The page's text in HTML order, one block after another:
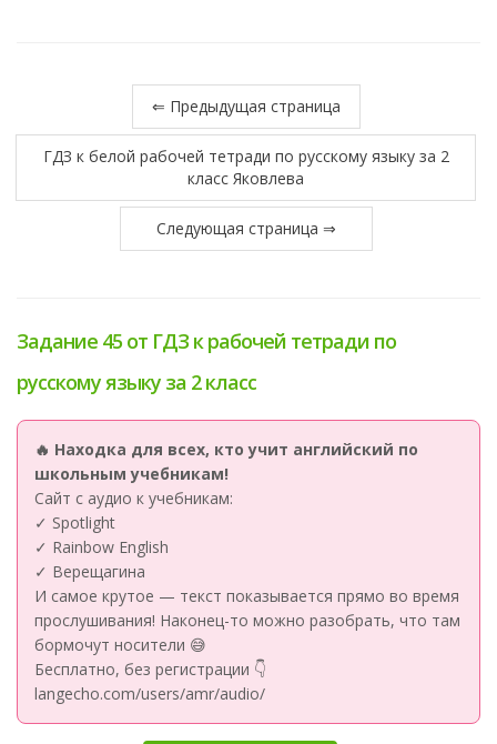
⇐ Предыдущая страница
ГДЗ к белой рабочей тетради по русскому языку за 2
класс Яковлева
Следующая страница ⇒
Задание 45 от ГДЗ к рабочей тетради по
русскому языку за 2 класс
🔥 Находка для всех, кто учит английский по
школьным учебникам!
Сайт с аудио к учебникам:
✓ Spotlight
✓ Rainbow English
✓ Верещагина
И самое крутое — текст показывается прямо во время
прослушивания! Наконец-то можно разобрать, что там
бормочут носители 😅
Бесплатно, без регистрации 👇
langecho.com/users/amr/audio/